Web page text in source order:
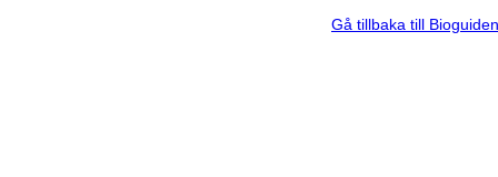
Gå tillbaka till Bioguiden